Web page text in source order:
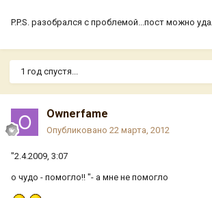
P.P.S. разобрался с проблемой...пост можно
1 год спустя...
Ownerfame
Опубликовано 22 марта, 2012
"2.4.2009, 3:07
о чудо - помогло!! "- а мне не помогло